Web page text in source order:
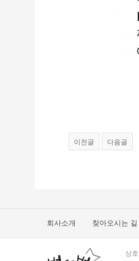
이전글 다음글
회사소개 찾아오시는 길
상